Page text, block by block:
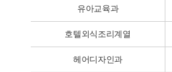
유아교육과
호텔외식조리계열
헤어디자인과